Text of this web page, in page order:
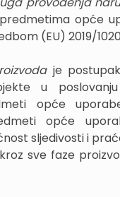
opće
(EU) 2019/
je
u
opće
opće
sljedivosti i
sve faze